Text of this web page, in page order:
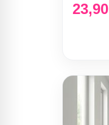
23,90